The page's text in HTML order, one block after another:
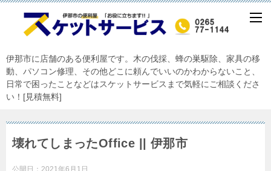
伊那市に店舗のある便利屋です。木の伐採、蜂の巣駆除、家具の移
動、パソコン修理、その他どこに頼んでいいのかわからないこと、
日常で困ったことなどはスケットサービスまで気軽にご相談くださ
い！[見積無料]
壊れてしまったOffice || 伊那市
公開日： 2021年6月1日